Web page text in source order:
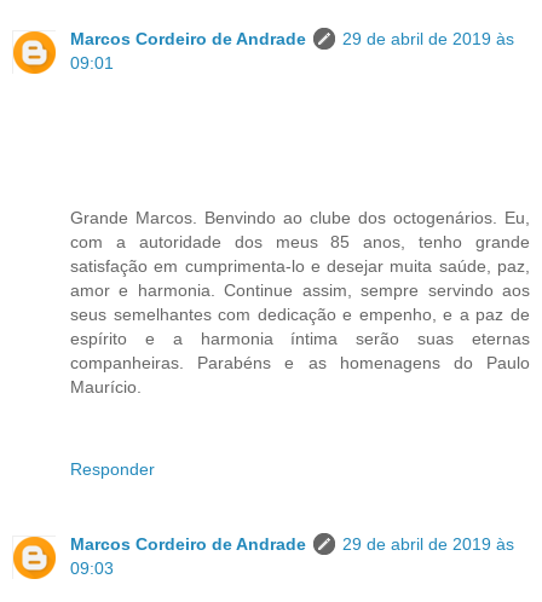
Marcos Cordeiro de Andrade
29 de abril de 2019 às
09:01
Grande Marcos. Benvindo ao clube dos octogenários. Eu,
com a autoridade dos meus 85 anos, tenho grande
satisfação em cumprimenta-lo e desejar muita saúde, paz,
amor e harmonia. Continue assim, sempre servindo aos
seus semelhantes com dedicação e empenho, e a paz de
espírito e a harmonia íntima serão suas eternas
companheiras. Parabéns e as homenagens do Paulo
Maurício.
Responder
Marcos Cordeiro de Andrade
29 de abril de 2019 às
09:03